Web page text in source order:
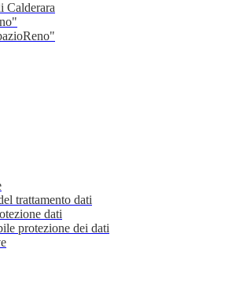
Calderara
trattamento dati
dati
protezione dei dati